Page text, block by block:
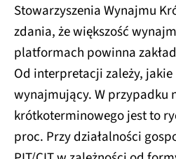
Stowarzyszenia Wynajmu
zdania, że większość
platformach powinna
Od interpretacji zależy,
wynajmujący. W przypadku
krótkoterminowego jest to
proc. Przy działalności